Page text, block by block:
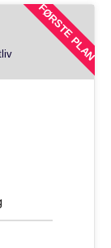
FØRSTE PLAN